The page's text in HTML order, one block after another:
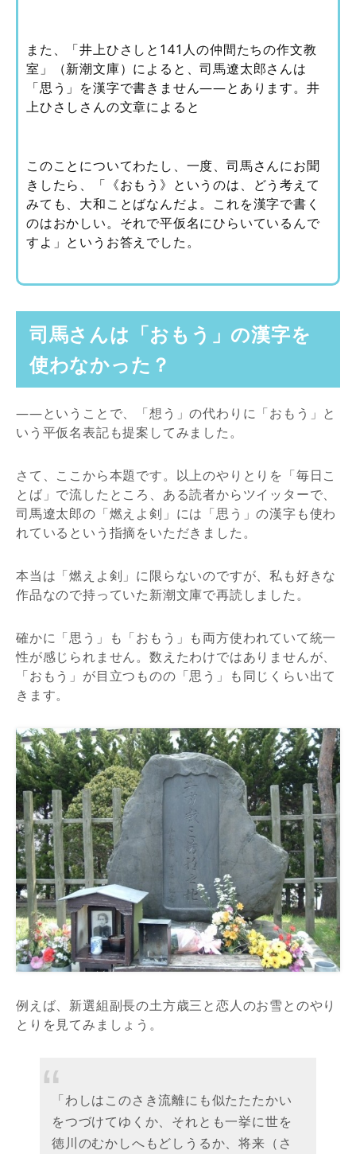
また、「井上ひさしと141人の仲間たちの作文教
室」（新潮文庫）によると、司馬遼太郎さんは
「思う」を漢字で書きません――とあります。井
上ひさしさんの文章によると
このことについてわたし、一度、司馬さんにお聞
きしたら、「《おもう》というのは、どう考えて
みても、大和ことばなんだよ。これを漢字で書く
のはおかしい。それで平仮名にひらいているんで
すよ」というお答えでした。
司馬さんは「おもう」の漢字を
使わなかった？
――ということで、「想う」の代わりに「おもう」と
いう平仮名表記も提案してみました。
さて、ここから本題です。以上のやりとりを「毎日こ
とば」で流したところ、ある読者からツイッターで、
司馬遼太郎の「燃えよ剣」には「思う」の漢字も使わ
れているという指摘をいただきました。
本当は「燃えよ剣」に限らないのですが、私も好きな
作品なので持っていた新潮文庫で再読しました。
確かに「思う」も「おもう」も両方使われていて統一
性が感じられません。数えたわけではありませんが、
「おもう」が目立つものの「思う」も同じくらい出て
きます。
例えば、新選組副長の土方歳三と恋人のお雪とのやり
とりを見てみましょう。
「わしはこのさき流離にも似たたたかい
をつづけてゆくか、それとも一挙に世を
徳川のむかしへもどしうるか、将来（さ